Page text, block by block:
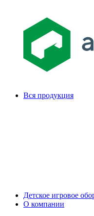
Вся продукция
Детское игровое
О компании